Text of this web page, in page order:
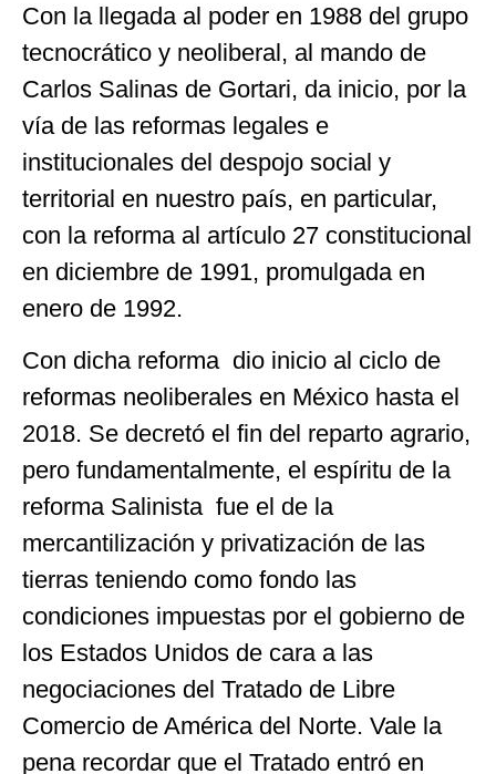
Con la llegada al poder en 1988 del grupo
tecnocrático y neoliberal, al mando de
Carlos Salinas de Gortari, da inicio, por la
vía de las reformas legales e
institucionales del despojo social y
territorial en nuestro país, en particular,
con la reforma al artículo 27 constitucional
en diciembre de 1991, promulgada en
enero de 1992.
Con dicha reforma dio inicio al ciclo de
reformas neoliberales en México hasta el
2018. Se decretó el fin del reparto agrario,
pero fundamentalmente, el espíritu de la
reforma Salinista fue el de la
mercantilización y privatización de las
tierras teniendo como fondo las
condiciones impuestas por el gobierno de
los Estados Unidos de cara a las
negociaciones del Tratado de Libre
Comercio de América del Norte. Vale la
pena recordar que el Tratado entró en